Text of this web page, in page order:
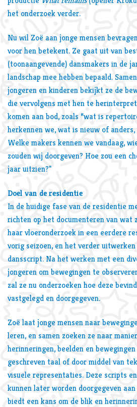
het onderzoek verder.
Nu wil Zoë aan jonge mensen
voor hen betekent. Ze gaat uit van
(toonaangevende) dansmakers in de
landschap mee hebben bepaald.
jongeren en kinderen bekijkt ze de
die vervolgens met hen te
komen aan bod, zoals “wat is
herkennen we, wat is nieuw of
Welke makers kennen we vandaag,
zouden wij doorgeven? Hoe zou een
jaar uitzien?"
Doel van de residentie
In de huidige fase van de residentie
richten op het documenteren van
haar vloeronderzoek in een eerdere
vorig seizoen, en het verder
dansscript. Na het werken met een
jongeren om bewegingen te
zal ze nu onderzoeken hoe deze
vastgelegd en doorgegeven.
Zoë laat jonge mensen naar
leren, en samen zoeken ze naar
herinneringen, beelden en
geschreven taal of door middel van
visuele representaties. Deze scripts
kunnen later worden doorgegeven
biedt een kans om de blik en